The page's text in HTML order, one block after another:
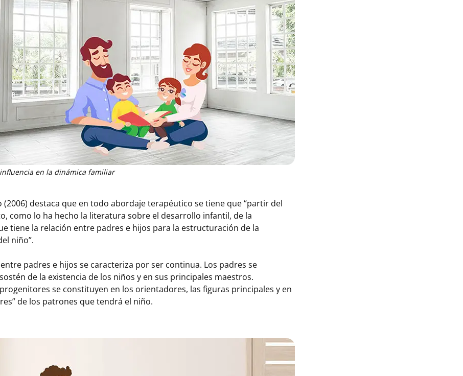
en la dinámica familiar
(2006) destaca que en todo abordaje terapéutico se tiene que “partir del
como lo ha hecho la literatura sobre el desarrollo infantil, de la
tiene la relación entre padres e hijos para la estructuración de la
niño”.
padres e hijos se caracteriza por ser continua. Los padres se
de la existencia de los niños y en sus principales maestros.
se constituyen en los orientadores, las figuras principales y en
de los patrones que tendrá el niño.